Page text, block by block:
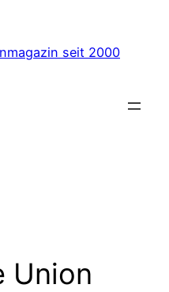
seit 2000
Union